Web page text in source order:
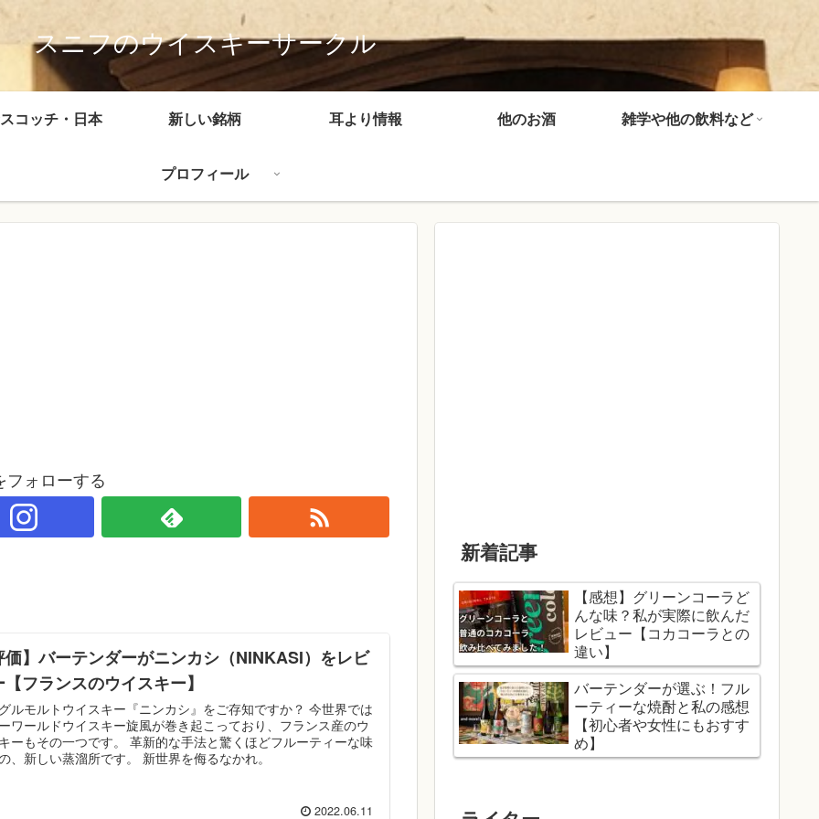
スニフのウイスキーサークル
コッチ・日本 新しい銘柄 耳より情報 他のお酒 雑学や他の飲料など
プロフィール
フォローする
価】バーテンダーがニンカシ（NINKASI）をレビ
フランスのウイスキー】
ルモルトウイスキー『ニンカシ』をご存知ですか？ 今世界では
ワールドウイスキー旋風が巻き起こっており、フランス産のウ
ーもその一つです。 革新的な手法と驚くほどフルーティーな味
、新しい蒸溜所です。 新世界を侮るなかれ。
2022.06.11
新着記事
【感想】グリーンコーラど
んな味？私が実際に飲んだ
レビュー【コカコーラとの
違い】
バーテンダーが選ぶ！フル
ーティーな焼酎と私の感想
【初心者や女性にもおすす
め】